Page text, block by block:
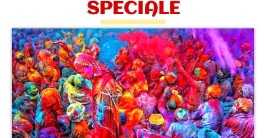
SPECIALE